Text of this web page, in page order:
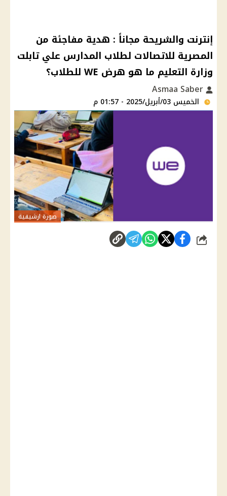
إنترنت والشريحة مجاناً : هدية مفاجئة من
المصرية للاتصالات لطلاب المدارس علي تابلت
وزارة التعليم ما هو هرض WE للطلاب؟
الخميس 03/أبريل/2025 - 01:57 م
صورة ارشيفية
شارك